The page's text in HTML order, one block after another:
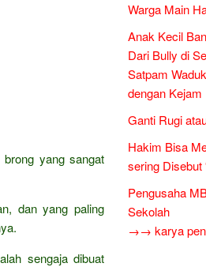
yang sangat
dan yang paling
sengaja dibuat
Warga Main
Anak Kecil
Dari Bully di
Satpam
dengan Kejam
Ganti Rugi
Hakim Bisa
sering Disebut
Pengusaha
Sekolah
→→ karya